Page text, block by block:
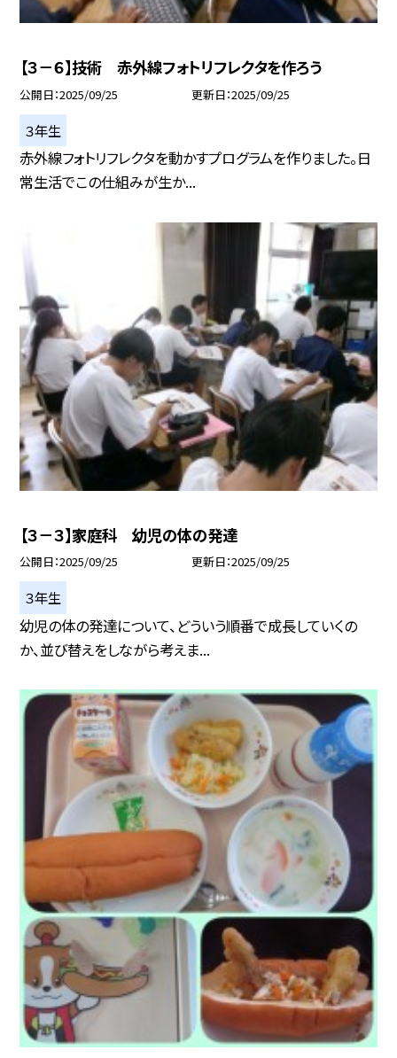
【３－６】技術 赤外線フォトリフレクタを作ろう
公開日 2025/09/25 更新日 2025/09/25
３年生
赤外線フォトリフレクタを動かすプログラムを作りました。日
常生活でこの仕組みが生か...
【３－３】家庭科 幼児の体の発達
公開日 2025/09/25 更新日 2025/09/25
３年生
幼児の体の発達について、どういう順番で成長していくの
か、並び替えをしながら考えま...